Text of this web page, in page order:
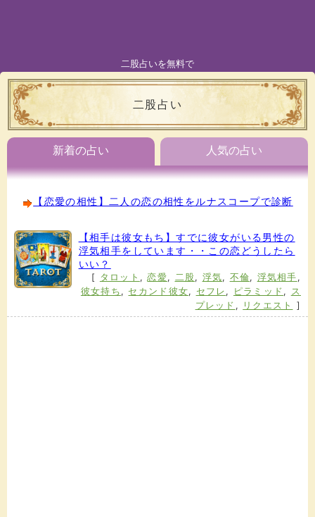
二股占いを無料で
二股占い
新着の占い 人気の占い
【恋愛の相性】二人の恋の相性をルナスコープで診断
【相手は彼女もち】すでに彼女がいる男性の
浮気相手をしています・・この恋どうしたら
いい？
[ タロット ,恋愛, 二股, 浮気, 不倫, 浮気相手 ,
彼女持ち , セカンド彼女, セフレ , ピラミッド , ス
プレッド , リクエスト ]